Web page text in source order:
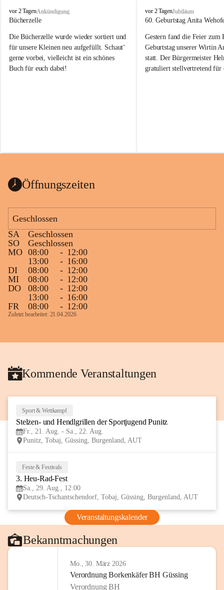
T
o
a
j
vor 2 TagenAnkündigung
Bücherzelle
Die Bücherzelle wurde wieder sortiert und
für unsere Kleinen neu aufgefüllt. Schaut‘
gerne vorbei, vielleicht ist ein schönes
Buch für euch dabei!
Wanduhr (!) benutzt und musste
Das Gemeindeamt freut sich sehr über die
Spende >lesenswerter< Bücher und
vorsortiert in die Bücherzelle eingeräumt
werden können.
Gleichzeitig möchten wir uns bei all Jenen
sehr herzlich bedanken, die bereits viele
tolle Bücher spendiert haben.
T
o
a
j
vor 2 TagenJubiläum
60. Geburtstag Anita
Gestern fand die Feier zum
Geburtstag unserer Wirtin
statt. Der Bürgermeister
gratuliert stellvertretend für
Gesundheit, Gelassenheit
Öffnungszeiten
Geschlossen
SA
Geschlossen
SO
Geschlossen
MO 08:00 - 12:00
13:00
- 16:00
DI
08:00 - 12:00
MI
08:00 - 12:00
DO
08:00 - 12:00
13:00
- 16:00
FR
08:00 - 12:00
Zuletzt bearbeitet: 21.04.2026
Kommende Veranstaltungen
Sport & Wettkampf
Stelzen- und Hendlgrillen der Sportjugend Punitz
Fr., 21. Aug. - Sa., 22. Aug.
Punitz, Tobaj, Güssing, Burgenland, AUT
Feste & Festivals
3. Heu-Rad-Fest
Sa., 29. Aug., 12:00
Deutsch-Tschantschendorf, Tobaj, Güssing, Burgenland, AUT
Veranstaltungskalender
Bekanntmachungen
Mo., 30. März 2026
Verordnung Borkenkäfer BH Güssing
Verordnung BH